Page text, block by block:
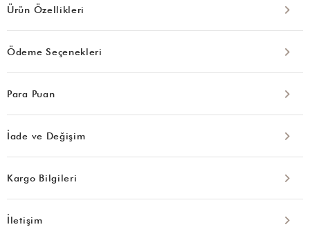
Ürün Özellikleri
Ödeme Seçenekleri
Para Puan
İade ve Değişim
Kargo Bilgileri
İletişim